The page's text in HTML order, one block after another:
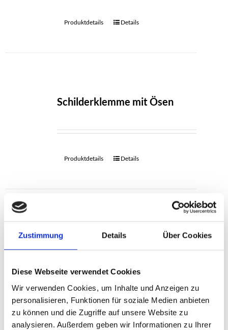
Zustimmung Details Über Cookies
Diese Webseite verwendet Cookies
Wir verwenden Cookies, um Inhalte und Anzeigen zu
personalisieren, Funktionen für soziale Medien anbieten
zu können und die Zugriffe auf unsere Website zu
analysieren. Außerdem geben wir Informationen zu Ihrer
Produktdetails Details
Schilderklemme mit Ösen
Produktdetails Details
Schaftrohr